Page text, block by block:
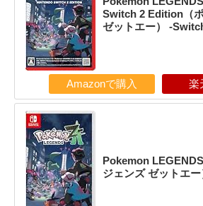
Switch 2 Edition（
ゼットエー） -
Amazonで購入 楽
Pokemon
ジェンズ ゼットエ